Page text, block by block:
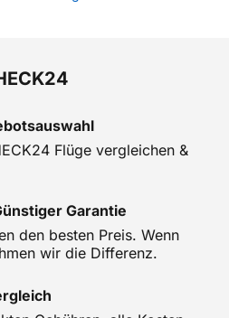
Flüge vergleichen &
Garantie
den besten Preis. Wenn
wir die Differenz.